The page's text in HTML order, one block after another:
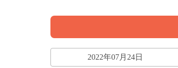
2022年07月24日